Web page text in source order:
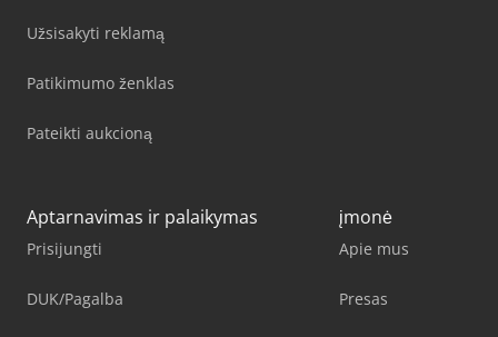
Užsisakyti reklamą
Patikimumo ženklas
Pateikti aukcioną
Aptarnavimas ir palaikymas
Prisijungti
DUK/Pagalba
įmonė
Apie mus
Presas